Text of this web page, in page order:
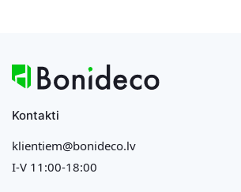
Kontakti
klientiem@bonideco.lv
I-V 11:00-18:00